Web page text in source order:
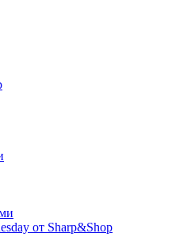
от Sharp&Shop